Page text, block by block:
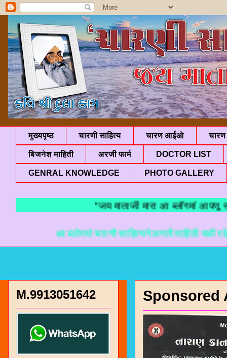
मुख्यपृष्ठ चारणी साहित्य चारण आईओ चारण
बिजनेश माहिती अरजी फार्म DOCTOR LIST
GENRAL KNOWLEDGE PHOTO GALLERY
"जय माताजी मारा आ ब्लॉगमां आपणु
आ ब्लोगमां चारणी साहित्यने लगती माहिती मळी रहे ते
Sponsored
M.9913051642